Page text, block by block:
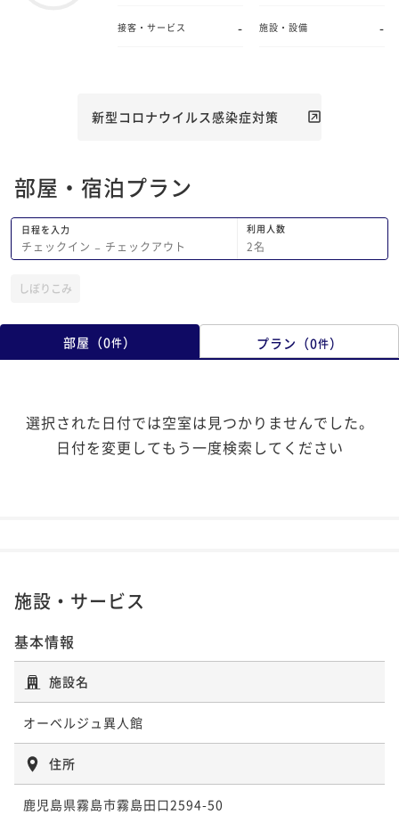
接客・サービス - 施設・設備 -
新型コロナウイルス感染症対策
部屋・宿泊プラン
日程を入力
チェックイン − チェックアウト
利用人数
2名
しぼりこみ
部屋 （0件） プラン （0件）
選択された日付では空室は見つかりませんでした。
日付を変更してもう一度検索してください
施設・サービス
基本情報
施設名
オーベルジュ異人館
住所
鹿児島県霧島市霧島田口2594-50